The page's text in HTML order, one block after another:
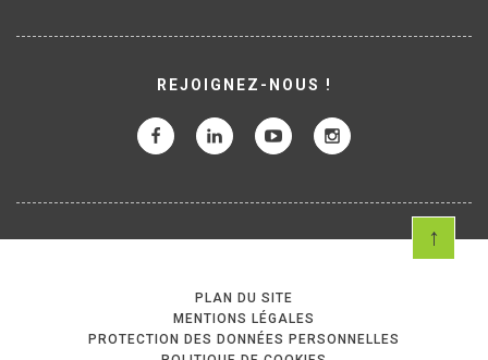
REJOIGNEZ-NOUS !
PLAN DU SITE
MENTIONS LÉGALES
PROTECTION DES DONNÉES PERSONNELLES